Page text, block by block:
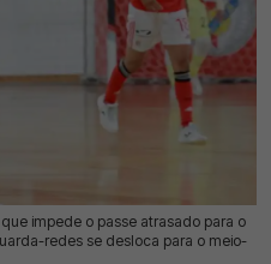
impede o passe atrasado para o
redes se desloca para o meio-